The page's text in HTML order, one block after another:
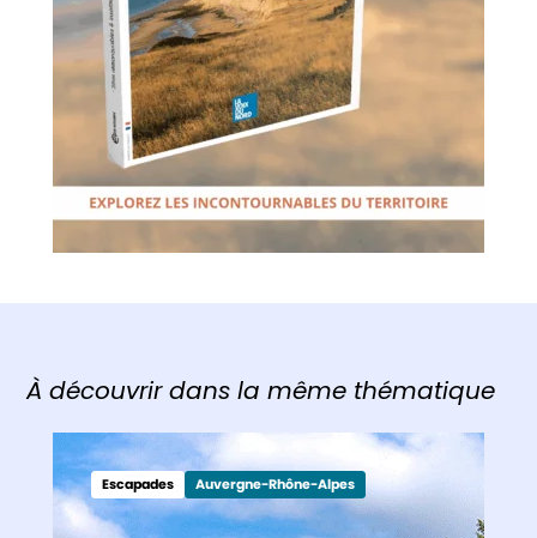
À découvrir dans la même thématique
Escapades Auvergne-Rhône-Alpes